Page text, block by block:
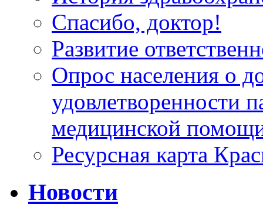
Спасибо, доктор!
Развитие
Опрос населения о
удовлетворенности
медицинской
Ресурсная карта
Новости